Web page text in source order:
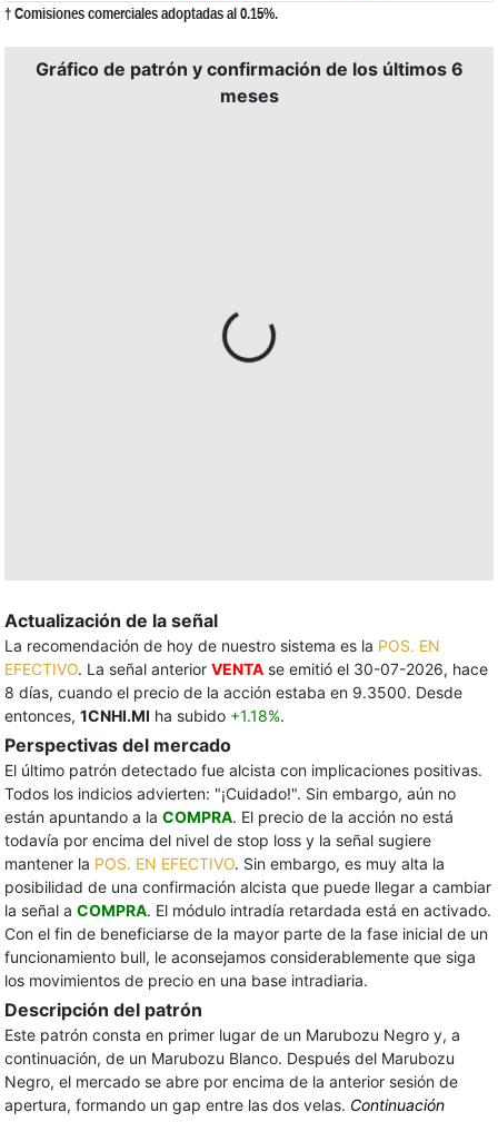
† Comisiones comerciales adoptadas al 0.15%.
Gráfico de patrón y confirmación de los últimos 6
meses
Actualización de la señal
La recomendación de hoy de nuestro sistema es la POS. EN
EFECTIVO. La señal anterior VENTA se emitió el 30-07-2026, hace
8 días, cuando el precio de la acción estaba en 9.3500. Desde
entonces, 1CNHI.MI ha subido +1.18%.
Perspectivas del mercado
El último patrón detectado fue alcista con implicaciones positivas.
Todos los indicios advierten: "¡Cuidado!". Sin embargo, aún no
están apuntando a la COMPRA. El precio de la acción no está
todavía por encima del nivel de stop loss y la señal sugiere
mantener la POS. EN EFECTIVO. Sin embargo, es muy alta la
posibilidad de una confirmación alcista que puede llegar a cambiar
la señal a COMPRA. El módulo intradía retardada está en activado.
Con el fin de beneficiarse de la mayor parte de la fase inicial de un
funcionamiento bull, le aconsejamos considerablemente que siga
los movimientos de precio en una base intradiaria.
Descripción del patrón
Este patrón consta en primer lugar de un Marubozu Negro y, a
continuación, de un Marubozu Blanco. Después del Marubozu
Negro, el mercado se abre por encima de la anterior sesión de
apertura, formando un gap entre las dos velas. Continuación